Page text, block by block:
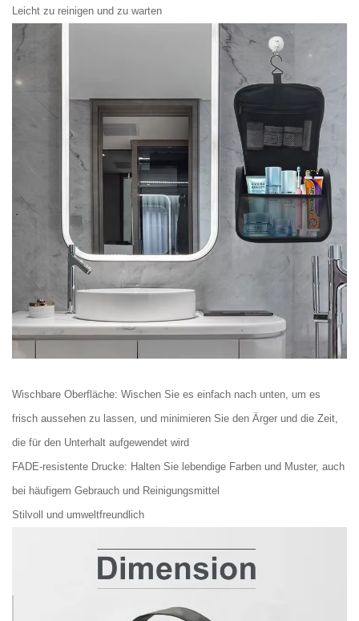
Leicht zu reinigen und zu warten
Wischbare Oberfläche: Wischen Sie es einfach nach unten, um es
frisch aussehen zu lassen, und minimieren Sie den Ärger und die Zeit,
die für den Unterhalt aufgewendet wird
FADE-resistente Drucke: Halten Sie lebendige Farben und Muster, auch
bei häufigem Gebrauch und Reinigungsmittel
Stilvoll und umweltfreundlich